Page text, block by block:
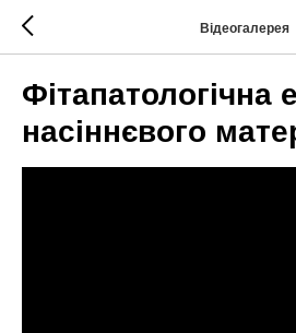
Відеогалерея
Фітапатологічна
насіннєвого